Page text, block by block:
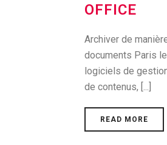
OFFICE
Archiver de
documents Paris
logiciels de
de contenus, [...]
READ MORE